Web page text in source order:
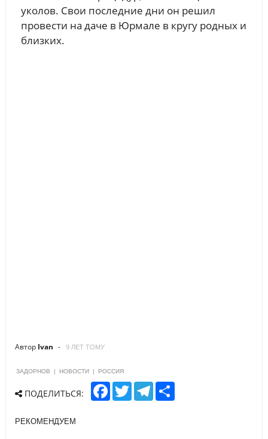
уколов. Свои последние дни он решил
провести на даче в Юрмале в кругу родных и
близких.
Автор Ivan 9 ЛЕТ ТОМУ
ЗАДОРНОВ НОВОСТИ РОССИЯ
ПОДЕЛИТЬСЯ:
F
T
T
e
S
РЕКОМЕНДУЕМ